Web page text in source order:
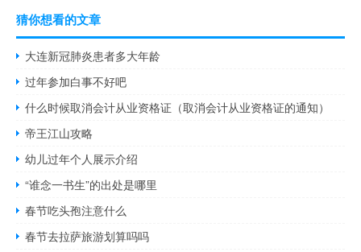
猜你想看的文章
大连新冠肺炎患者多大年龄
过年参加白事不好吧
什么时候取消会计从业资格证（取消会计从业资格证的通知）
帝王江山攻略
幼儿过年个人展示介绍
“谁念一书生”的出处是哪里
春节吃头孢注意什么
春节去拉萨旅游划算吗吗